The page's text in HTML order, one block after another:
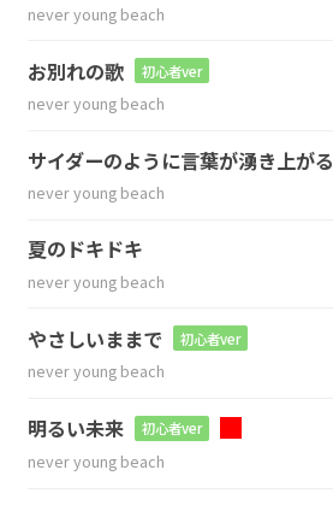
never young beach
お別れの歌 初心者ver
never young beach
サイダーのように言葉が湧き上がる
never young beach
夏のドキドキ
never young beach
やさしいままで 初心者ver
never young beach
明るい未来 初心者ver
never young beach